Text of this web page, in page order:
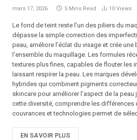
mars 17, 2026 5 Mins Read 10 Views
Le fond de teint reste l’un des piliers du
dépasse la simple correction des
peau, améliore l’éclat du visage et crée
l’ensemble du maquillage. Les formules
textures plus fines, capables de flouter les
laissant respirer la peau. Les marques
hybrides qui combinent pigments
skincare pour améliorer l’aspect de la peau
cette diversité, comprendre les différences
couvrances et technologies permet de
EN SAVOIR PLUS